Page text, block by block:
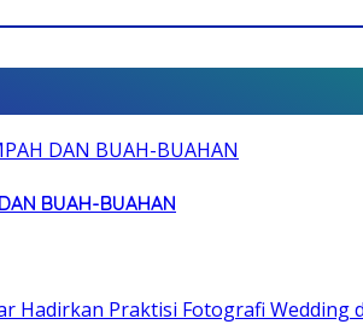
BUAH-BUAHAN